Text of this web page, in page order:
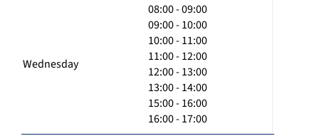
Wednesday
08:00 - 09:00
09:00 - 10:00
10:00 - 11:00
11:00 - 12:00
12:00 - 13:00
13:00 - 14:00
15:00 - 16:00
16:00 - 17:00